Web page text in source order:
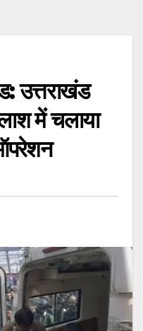
उत्तराखंड
में चलाया